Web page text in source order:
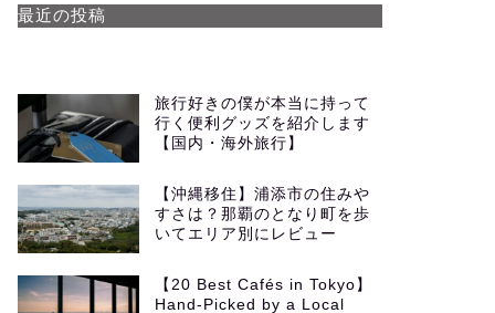
最近の投稿
旅行好きの僕が本当に持って
行く便利グッズを紹介します
【国内・海外旅行】
【沖縄移住】浦添市の住みや
すさは？那覇のとなり町を歩
いてエリア別にレビュー
【20 Best Cafés in Tokyo】
Hand-Picked by a Local